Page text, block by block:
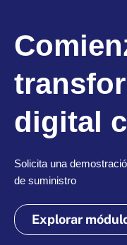
digital
Solicita una
de suministro
Explorar